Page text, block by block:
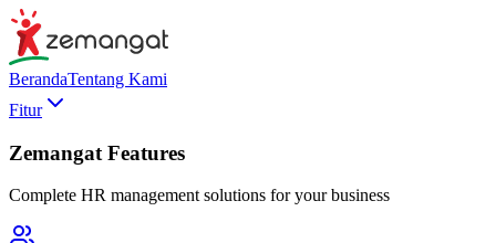
BerandaTentang Kami
Fitur
Zemangat Features
Complete HR management solutions for your business